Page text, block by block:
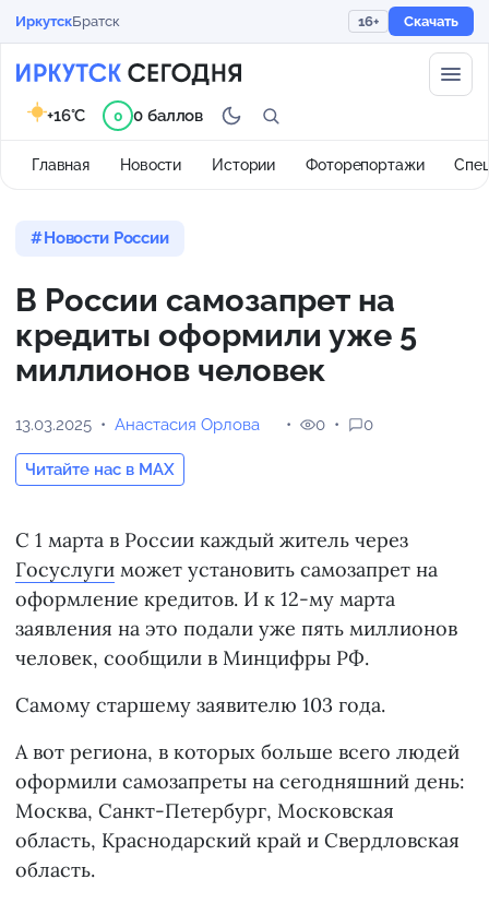
ИркутскБратск 16+ Скачать
Главная Новости Истории Фоторепортажи
+16°C 0 0 баллов
Новости России
В России самозапрет на
кредиты оформили уже 5
миллионов человек
13.03.2025 Анастасия Орлова
Читайте нас в MAX
0 0
С 1 марта в России каждый житель через
Госуслуги может установить самозапрет на
оформление кредитов. И к 12-му марта
заявления на это подали уже пять миллионов
человек, сообщили в Минцифры РФ.
Самому старшему заявителю 103 года.
А вот региона, в которых больше всего людей
оформили самозапреты на сегодняшний день:
Москва, Санкт-Петербург, Московская
область, Краснодарский край и Свердловская
область.